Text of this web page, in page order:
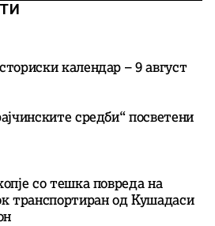
календар – 9 август
средби“ посветени
со тешка повреда на
транспортиран од Кушадаси